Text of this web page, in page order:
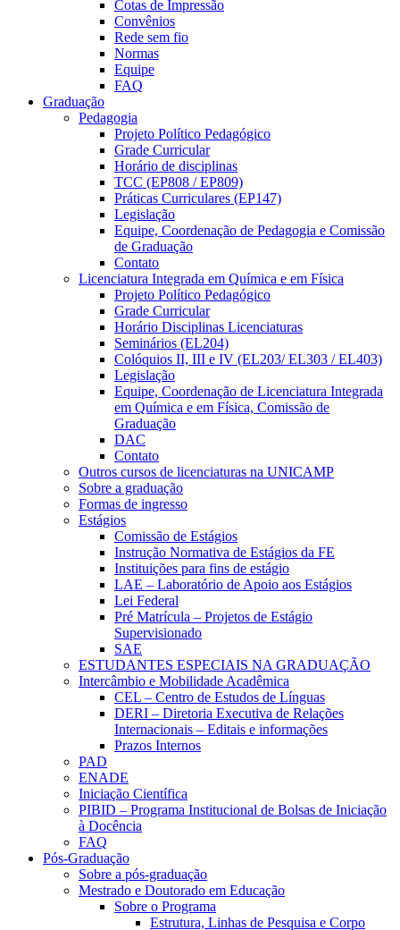
Cotas de Impressão
Convênios
Rede sem fio
Normas
Equipe
FAQ
Graduação
Pedagogia
Projeto Político Pedagógico
Grade Curricular
Horário de disciplinas
TCC (EP808 / EP809)
Práticas Curriculares (EP147)
Legislação
Equipe, Coordenação de Pedagogia e Comissão
de Graduação
Contato
Licenciatura Integrada em Química e em Física
Projeto Político Pedagógico
Grade Curricular
Horário Disciplinas Licenciaturas
Seminários (EL204)
Colóquios II, III e IV (EL203/ EL303 / EL403)
Legislação
Equipe, Coordenação de Licenciatura Integrada
em Química e em Física, Comissão de
Graduação
DAC
Contato
Outros cursos de licenciaturas na UNICAMP
Sobre a graduação
Formas de ingresso
Estágios
Comissão de Estágios
Instrução Normativa de Estágios da FE
Instituições para fins de estágio
LAE – Laboratório de Apoio aos Estágios
Lei Federal
Pré Matrícula – Projetos de Estágio
Supervisionado
SAE
ESTUDANTES ESPECIAIS NA GRADUAÇÃO
Intercâmbio e Mobilidade Acadêmica
CEL – Centro de Estudos de Línguas
DERI – Diretoria Executiva de Relações
Internacionais – Editais e informações
Prazos Internos
PAD
ENADE
Iniciação Científica
PIBID – Programa Institucional de Bolsas de Iniciação
à Docência
FAQ
Pós-Graduação
Sobre a pós-graduação
Mestrado e Doutorado em Educação
Sobre o Programa
Estrutura, Linhas de Pesquisa e Corpo